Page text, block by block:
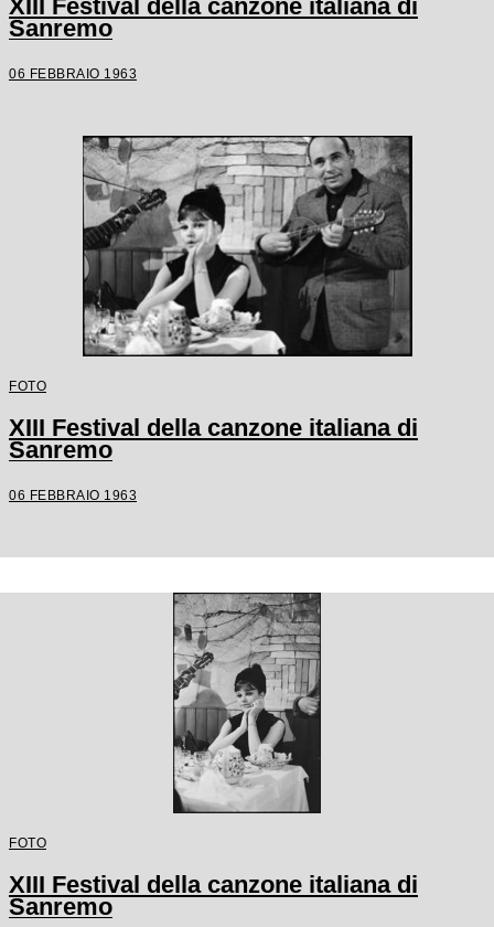
XIII Festival della canzone italiana di
Sanremo
06 FEBBRAIO 1963
FOTO
XIII Festival della canzone italiana di
Sanremo
06 FEBBRAIO 1963
FOTO
XIII Festival della canzone italiana di
Sanremo